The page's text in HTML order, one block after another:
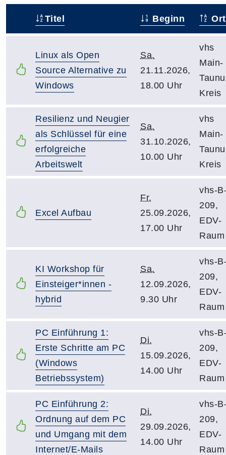
Titel Beginn Ort
Linux als Open
Source Alternative zu
Windows
Sa.
21.11.2026,
18.00 Uhr
vhs
Main-
Kreis
Resilienz und Neugier
als Schlüssel für eine
erfolgreiche
Arbeitswelt
Sa.
31.10.2026,
10.00 Uhr
vhs
Main-
Kreis
Excel Aufbau
Fr.
25.09.2026,
17.00 Uhr
vhs-
209,
EDV-
Raum
KI Workshop für
Einsteiger*innen -
hybrid
Sa.
12.09.2026,
9.30 Uhr
vhs-
209,
EDV-
Raum
PC Einführung 1:
Erste Schritte am PC
(Windows
Betriebssystem)
Di.
15.09.2026,
14.00 Uhr
vhs-
209,
EDV-
Raum
PC Einführung 2:
Ordnung auf dem PC
und Umgang mit dem
Internet/E-Mails
Di.
29.09.2026,
14.00 Uhr
vhs-
209,
EDV-
Raum